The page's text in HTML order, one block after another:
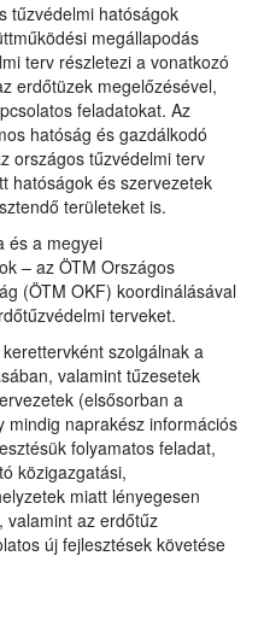
tűzvédelmi hatóságok
megállapodás
terv részletezi a vonatkozó
erdőtüzek megelőzésével,
feladatokat. Az
hatóság és gazdálkodó
országos tűzvédelmi terv
hatóságok és szervezetek
területeket is.
és a megyei
– az ÖTM Országos
(ÖTM OKF) koordinálásával
terveket.
szolgálnak a
valamint tűzesetek
(elsősorban a
naprakész információs
folyamatos feladat,
közigazgatási,
miatt lényegesen
valamint az erdőtűz
új fejlesztések követése